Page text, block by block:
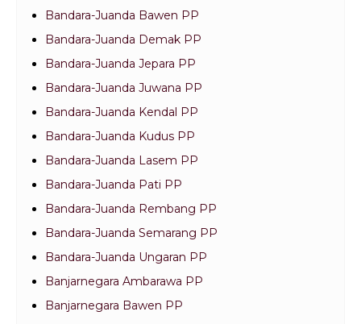
Bandara-Juanda Bawen PP
Bandara-Juanda Demak PP
Bandara-Juanda Jepara PP
Bandara-Juanda Juwana PP
Bandara-Juanda Kendal PP
Bandara-Juanda Kudus PP
Bandara-Juanda Lasem PP
Bandara-Juanda Pati PP
Bandara-Juanda Rembang PP
Bandara-Juanda Semarang PP
Bandara-Juanda Ungaran PP
Banjarnegara Ambarawa PP
Banjarnegara Bawen PP